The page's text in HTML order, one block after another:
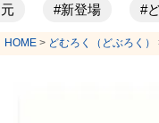
#新登場 #どむろく
HOME どむろく（どぶろく）